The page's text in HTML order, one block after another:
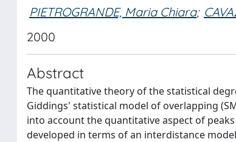
PIETROGRANDE, Maria Chiara;
2000
Abstract
The quantitative theory of the statistical
Giddings' statistical model of overlapping
into account the quantitative aspect of
developed in terms of an interdistance